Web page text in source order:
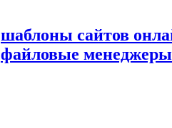
шаблоны сайтов
файловые